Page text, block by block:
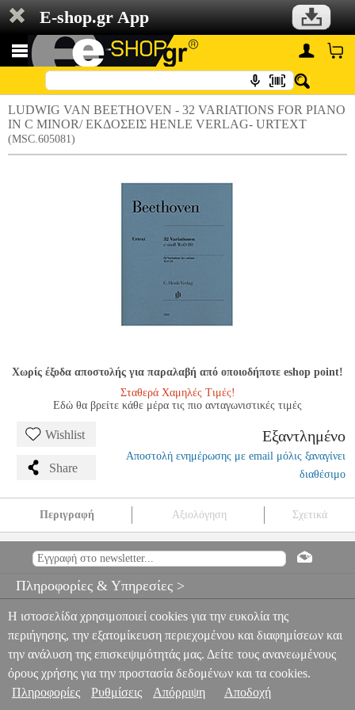
E-shop.gr App
LUDWIG VAN BEETHOVEN - 32 VARIATIONS FOR PIANO
IN C MINOR/ ΕΚΔΟΣΕΙΣ HENLE VERLAG- URTEXT
(MSC.605081)
Χωρίς έξοδα αποστολής για παραλαβή από οποιοδήποτε eshop point!
Σταθερά Χαμηλές Τιμές!
Εδώ θα βρείτε κάθε μέρα τις πιο ανταγωνιστικές τιμές
Wishlist
Share
Εξαντλημένο
Αποστολή ενημέρωσης με email μόλις ξαναγίνει
διαθέσιμο
Περιγραφή Αξιολόγηση Σχετικά
C MINOR/ ΕΚΔΟΣΕΙΣ HENLE VERLAG- URTEXT
MSC.605081
ΜΟΥΣΙΚΑ ΒΙΒΛΙΑ ΠΛΗΚΤΡΩΝ LUDWIG VAN BEETHOVEN -
VERLAG- URTEXT
0
Πληροφορίες & Υπηρεσίες >
Η ιστοσελίδα χρησιμοποιεί cookies για την ευκολία της
περιήγησης, την εξατομίκευση περιεχομένου και διαφημίσεων και
την ανάλυση της επισκεψιμότητάς μας. Δείτε τους ανανεωμένους
όρους χρήσης για την προστασία δεδομένων και τα cookies.
Πληροφορίες
Ρυθμίσεις Απόρριψη Αποδοχή